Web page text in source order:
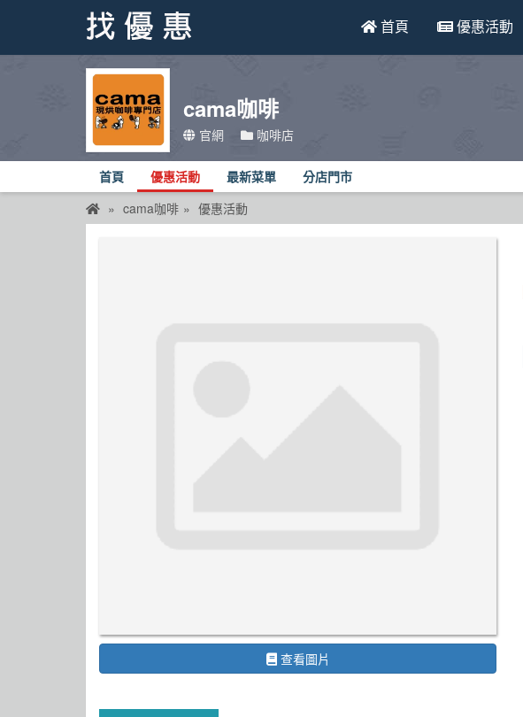
首頁 優惠活動
cama咖啡
官網 咖啡店
首頁 優惠活動 最新菜單 分店門市
cama咖啡 優惠活動
查看圖片
找優惠